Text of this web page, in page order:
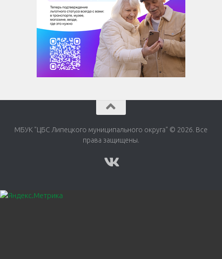
МБУК "ЦБС Липецкого муниципального округа" © 2026. Все
права защищены.